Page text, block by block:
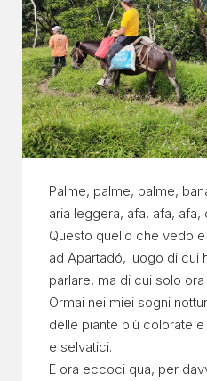
Palme, palme, palme,
aria leggera, afa, afa,
Questo quello che vedo
ad Apartadó, luogo di cui
parlare, ma di cui solo
Ormai nei miei sogni
delle piante più colorate
e selvatici.
E ora eccoci qua, per